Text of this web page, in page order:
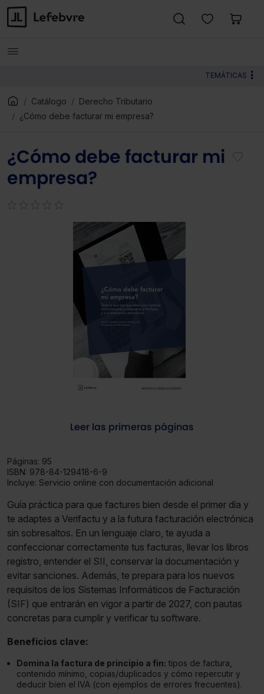
TEMÁTICAS
Catálogo
Derecho Tributario
¿Cómo debe facturar mi empresa?
¿Cómo debe facturar mi
empresa?
Leer las primeras páginas
Páginas: 95
ISBN: 978-84-129418-6-9
Incluye: Servicio online con documentación adicional
Guía práctica para que factures bien desde el primer día y
te adaptes a Verifactu y a la futura facturación electrónica
sin sobresaltos. En un lenguaje claro, te ayuda a
confeccionar correctamente tus facturas, llevar los libros
registro, entender el SII, conservar la documentación y
evitar sanciones. Además, te prepara para los nuevos
requisitos de los Sistemas Informáticos de Facturación
(SIF) que entrarán en vigor a partir de 2027, con pautas
concretas para cumplir y verificar tu software.
Beneficios clave:
Domina la factura de principio a fin: tipos de factura,
contenido mínimo, copias/duplicados y cómo repercutir y
deducir bien el IVA (con ejemplos de errores frecuentes).